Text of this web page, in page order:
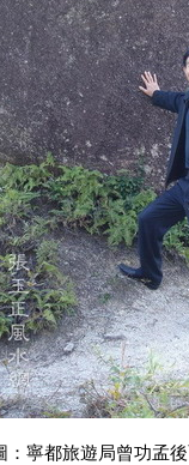
：寧都旅遊局曾功孟